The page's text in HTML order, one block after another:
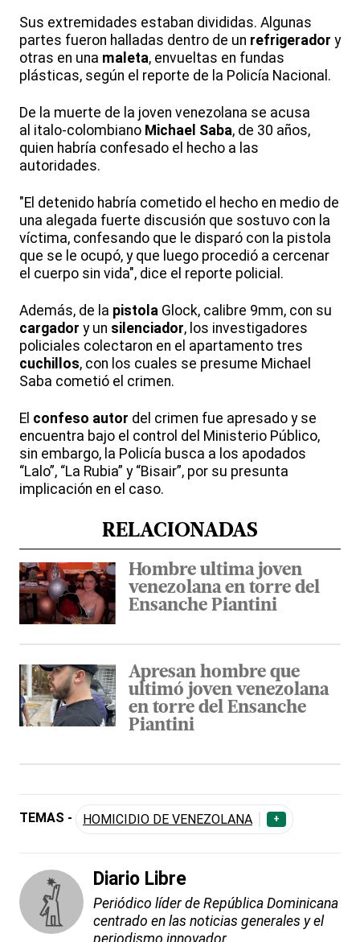
Sus extremidades estaban divididas. Algunas
partes fueron halladas dentro de un refrigerador y
otras en una maleta, envueltas en fundas
plásticas, según el reporte de la Policía Nacional.
De la muerte de la joven venezolana se acusa
al italo-colombiano Michael Saba, de 30 años,
quien habría confesado el hecho a las
autoridades.
"El detenido habría cometido el hecho en medio de
una alegada fuerte discusión que sostuvo con la
víctima, confesando que le disparó con la pistola
que se le ocupó, y que luego procedió a cercenar
el cuerpo sin vida", dice el reporte policial.
Además, de la pistola Glock, calibre 9mm, con su
cargador y un silenciador, los investigadores
policiales colectaron en el apartamento tres
cuchillos, con los cuales se presume Michael
Saba cometió el crimen.
El confeso autor del crimen fue apresado y se
encuentra bajo el control del Ministerio Público,
sin embargo, la Policía busca a los apodados
“Lalo”, “La Rubia” y “Bisair”, por su presunta
implicación en el caso.
RELACIONADAS
Hombre ultima joven
venezolana en torre del
Ensanche Piantini
Apresan hombre que
ultimó joven venezolana
en torre del Ensanche
Piantini
TEMAS - HOMICIDIO DE VENEZOLANA +
Diario Libre
Periódico líder de República Dominicana
centrado en las noticias generales y el
periodismo innovador.